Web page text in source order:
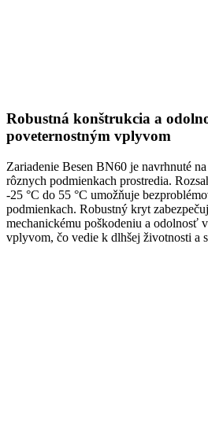
Robustná konštrukcia a
poveternostným vplyvom
Zariadenie Besen BN60 je navrhnuté
rôznych podmienkach prostredia.
-25 °C do 55 °C umožňuje
podmienkach. Robustný kryt
mechanickému poškodeniu a odolnosť
vplyvom, čo vedie k dlhšej životnosti a